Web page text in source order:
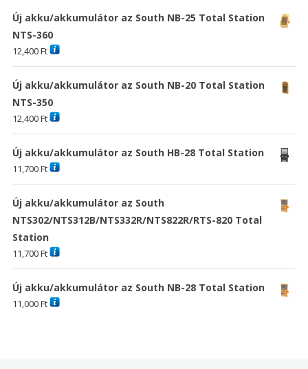
Új akku/akkumulátor az South NB-25 Total Station
NTS-360
12,400Ft
Új akku/akkumulátor az South NB-20 Total Station
NTS-350
12,400Ft
Új akku/akkumulátor az South HB-28 Total Station
11,700Ft
Új akku/akkumulátor az South
NTS302/NTS312B/NTS332R/NTS822R/RTS-820 Total
Station
11,700Ft
Új akku/akkumulátor az South NB-28 Total Station
11,000Ft